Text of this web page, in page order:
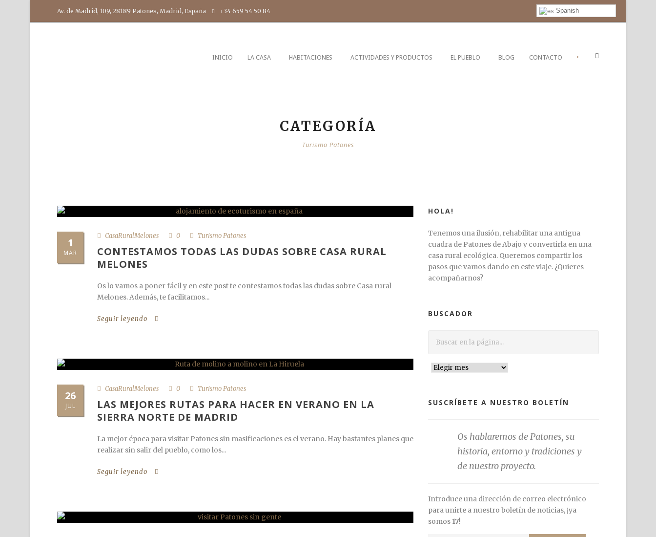
Av. de Madrid, 109, 28189 Patones, Madrid, España +34 659 54 50 84 Spanish
INICIO LA CASA HABITACIONES ACTIVIDADES Y PRODUCTOS EL PUEBLO BLOG CONTACTO •
CATEGORÍA
Turismo Patones
1
MAR
CasaRuralMelones 0 Turismo Patones
CONTESTAMOS TODAS LAS DUDAS SOBRE CASA RURAL
MELONES
Os lo vamos a poner fácil y en este post te contestamos todas las dudas sobre Casa rural
Melones. Además, te facilitamos...
Seguir leyendo
26
JUL
CasaRuralMelones 0 Turismo Patones
LAS MEJORES RUTAS PARA HACER EN VERANO EN LA
SIERRA NORTE DE MADRID
La mejor época para visitar Patones sin masificaciones es el verano. Hay bastantes planes que
realizar sin salir del pueblo, como los...
Seguir leyendo
HOLA!
Tenemos una ilusión, rehabilitar una antigua
cuadra de Patones de Abajo y convertirla en una
casa rural ecológica. Queremos compartir los
pasos que vamos dando en este viaje. ¿Quieres
acompañarnos?
BUSCADOR
SUSCRÍBETE A NUESTRO BOLETÍN
Os hablaremos de Patones, su
historia, entorno y tradiciones y
de nuestro proyecto.
Introduce una dirección de correo electrónico
para unirte a nuestro boletín de noticias, ¡ya
somos 17!